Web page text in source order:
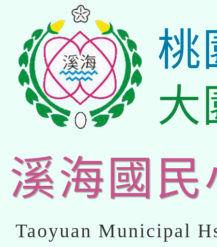
桃
大
溪海國民
Taoyuan Municipal